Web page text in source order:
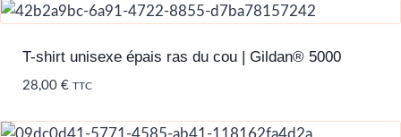
T-shirt unisexe épais ras du cou | Gildan® 5000
28,00 € TTC